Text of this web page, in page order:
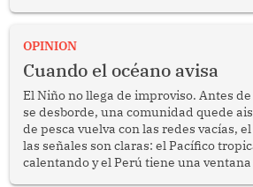
OPINION
Cuando el océano avisa
El Niño no llega de improviso. Antes
se desborde, una comunidad quede
de pesca vuelva con las redes vacías,
las señales son claras: el Pacífico
calentando y el Perú tiene una